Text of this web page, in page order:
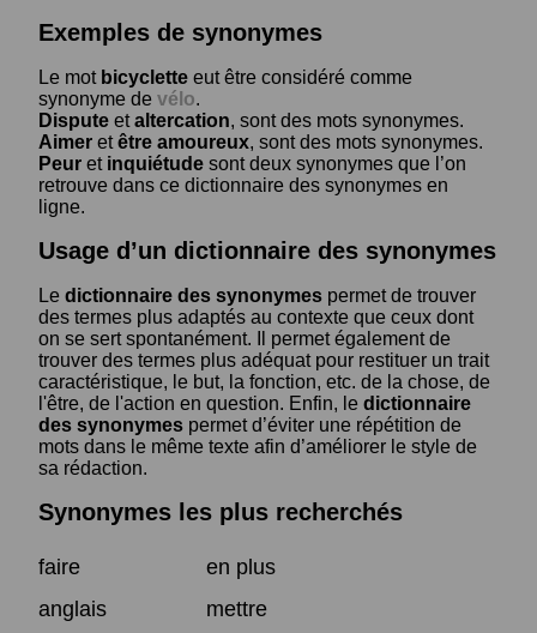
Exemples de synonymes
Le mot bicyclette eut être considéré comme
synonyme de vélo.
Dispute etaltercation, sont des mots synonymes.
Aimer etêtre amoureux, sont des mots synonymes.
Peur et inquiétude sont deux synonymes que l’on
retrouve dans ce dictionnaire des synonymes en
ligne.
Usage d’un dictionnaire des synonymes
Le dictionnaire des synonymes permet de trouver
des termes plus adaptés au contexte que ceux dont
on se sert spontanément. Il permet également de
trouver des termes plus adéquat pour restituer un trait
caractéristique, le but, la fonction, etc. de la chose, de
l'être, de l'action en question. Enfin, le dictionnaire
des synonymes permet d’éviter une répétition de
mots dans le même texte afin d’améliorer le style de
sa rédaction.
Synonymes les plus recherchés
faire
en plus
anglais
mettre